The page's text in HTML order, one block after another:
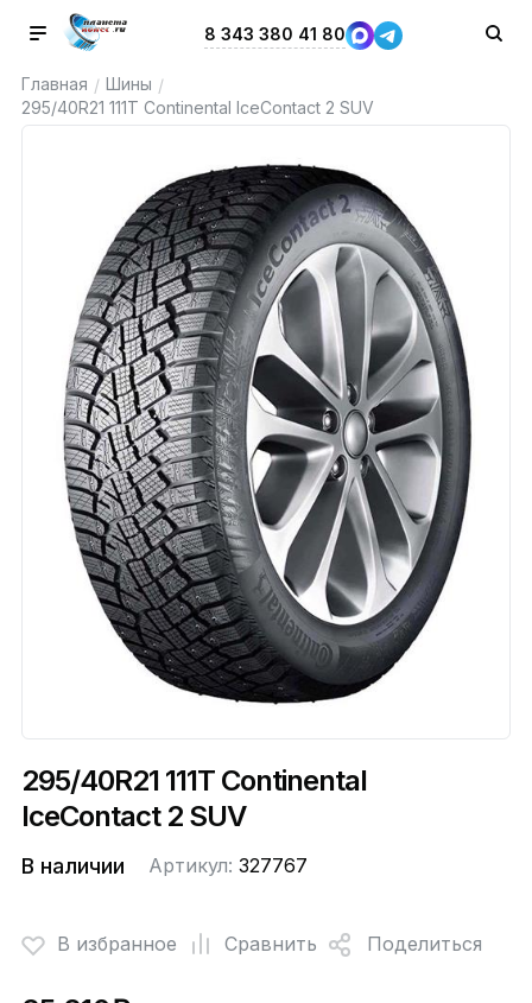
8 343 380 41 80
Главная / Шины /
295/40R21 111T Continental IceContact 2 SUV
295/40R21 111T Continental
IceContact 2 SUV
В наличии Артикул: 327767
В избранное Сравнить Поделиться